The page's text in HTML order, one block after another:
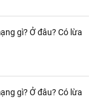
gì? Ở đâu? Có lừa
gì? Ở đâu? Có lừa